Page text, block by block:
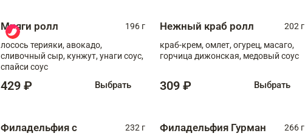
Мияги ролл
196 г
лосось терияки, авокадо,
сливочный сыр, кунжут, унаги соус,
спайси соус
429 ₽ Выбрать
Нежный краб ролл
202 г
краб-крем, омлет, огурец, масаго,
горчица дижонская, медовый соус
309 ₽ Выбрать
Филадельфия с
232 г
Филадельфия Гурман
266 г